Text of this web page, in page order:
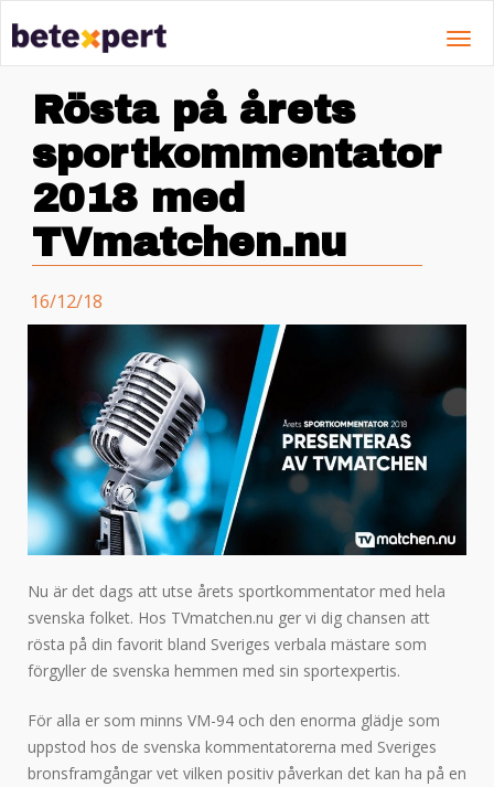
Rösta på årets
sportkommentator
2018 med
TVmatchen.nu
16/12/18
Nu är det dags att utse årets sportkommentator med hela
svenska folket. Hos TVmatchen.nu ger vi dig chansen att
rösta på din favorit bland Sveriges verbala mästare som
förgyller de svenska hemmen med sin sportexpertis.
För alla er som minns VM-94 och den enorma glädje som
uppstod hos de svenska kommentatorerna med Sveriges
bronsframgångar vet vilken positiv påverkan det kan ha på en